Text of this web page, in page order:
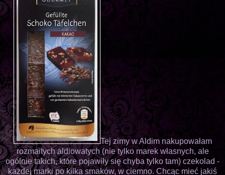
Tej zimy w Aldim nakupowałam
rozmaitych aldiowatych (nie tylko marek własnych, ale
ogólnie takich, które pojawiły się chyba tylko tam) czekolad -
każdej marki po kilka smaków, w ciemno. Chcąc mieć jakiś